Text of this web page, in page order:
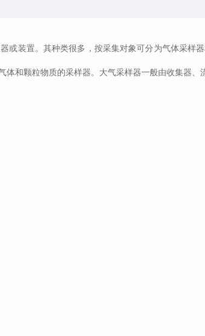
或装置。其种类很多，按采集对象可分为气体采样
和颗粒物质的采样器。大气采样器一般由收集器、